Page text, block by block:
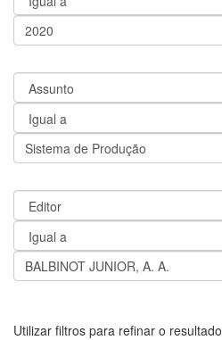
Utilizar filtros para refinar o